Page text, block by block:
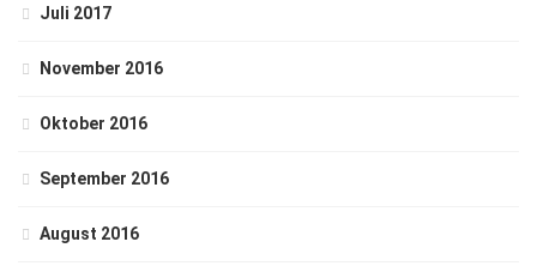
Juli 2017
November 2016
Oktober 2016
September 2016
August 2016